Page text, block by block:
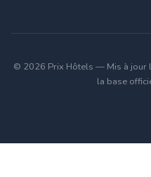
© 2026 Prix Hôtels — Mis à
la base